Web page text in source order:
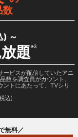
数
) ～
題※3
ービスが配信していたアニ
数を調査員がカウント。
ントにあたって、TVシリ
込)
無料／